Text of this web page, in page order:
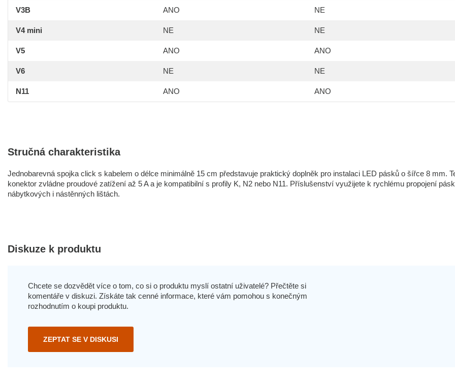
V3B ANO NE
V4 mini NE NE
V5 ANO ANO
V6 NE NE
N11 ANO ANO
Stručná charakteristika
Jednobarevná spojka click s kabelem o délce minimálně 15 cm představuje praktický doplněk pro instalaci LED pásků o šířce 8 mm.
konektor zvládne proudové zatížení až 5 A a je kompatibilní s profily K, N2 nebo N11. Příslušenství využijete k rychlému propojení
nábytkových i nástěnných lištách.
Diskuze k produktu
Chcete se dozvědět více o tom, co si o produktu myslí ostatní uživatelé? Přečtěte si
komentáře v diskuzi. Získáte tak cenné informace, které vám pomohou s konečným
rozhodnutím o koupi produktu.
ZEPTAT SE V DISKUSI